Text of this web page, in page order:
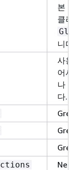
본
클러
니다.
사용
어서
나 뒤
다.